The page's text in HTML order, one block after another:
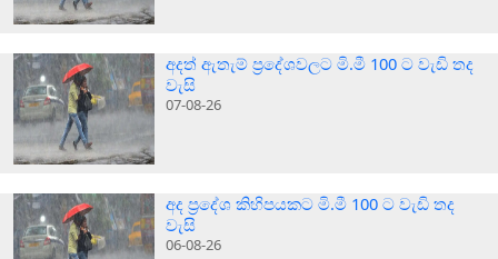
අදත් ඇතැම් ප්‍රදේශවලට මි.මී 100 ට වැඩි තද
වැසි
07-08-26
අද ප්‍රදේශ කිහිපයකට මි.මී 100 ට වැඩි තද
වැසි
06-08-26